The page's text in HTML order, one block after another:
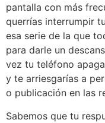
pantalla con más
querrías interrumpir
esa serie de la que
para darle un
vez tu teléfono
y te arriesgarías a
o publicación en las
Sabemos que tu